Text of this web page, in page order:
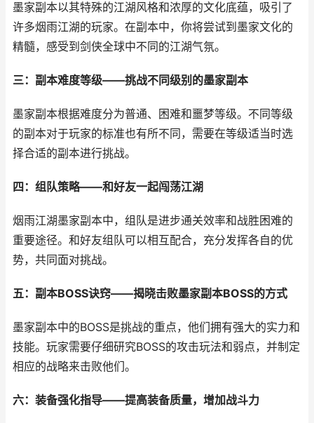
墨家副本以其特殊的江湖风格和浓厚的文化底蕴，吸引了
许多烟雨江湖的玩家。在副本中，你将尝试到墨家文化的
精髓，感受到剑侠全球中不同的江湖气氛。
三：副本难度等级——挑战不同级别的墨家副本
墨家副本根据难度分为普通、困难和噩梦等级。不同等级
的副本对于玩家的标准也有所不同，需要在等级适当时选
择合适的副本进行挑战。
四：组队策略——和好友一起闯荡江湖
烟雨江湖墨家副本中，组队是进步通关效率和战胜困难的
重要途径。和好友组队可以相互配合，充分发挥各自的优
势，共同面对挑战。
五：副本BOSS诀窍——揭晓击败墨家副本BOSS的方式
墨家副本中的BOSS是挑战的重点，他们拥有强大的实力和
技能。玩家需要仔细研究BOSS的攻击玩法和弱点，并制定
相应的战略来击败他们。
六：装备强化指导——提高装备质量，增加战斗力